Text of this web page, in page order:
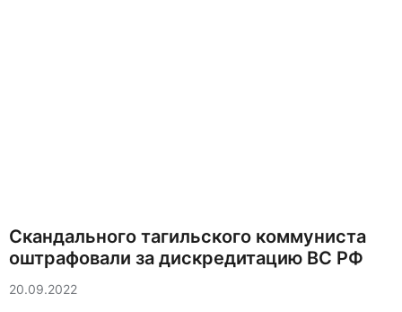
Скандального тагильского коммуниста
оштрафовали за дискредитацию ВС РФ
20.09.2022